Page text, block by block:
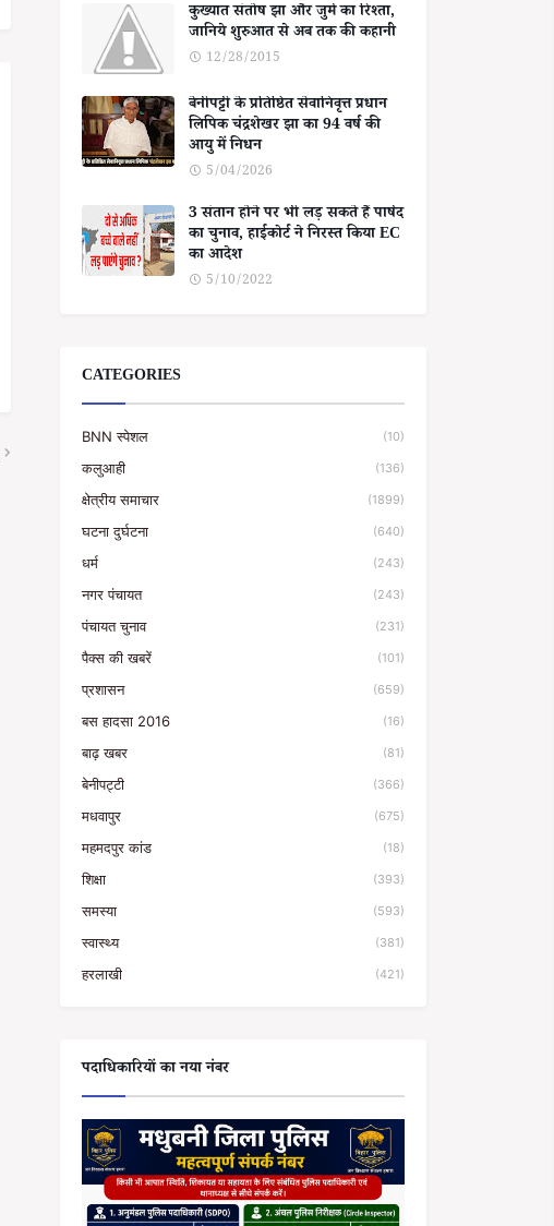
कुख्यात संतोष झा और जुर्म का रिश्ता,
जानिये शुरुआत से अब तक की कहानी
12/28/2015
बेनीपट्टी के प्रतिष्ठित सेवानिवृत्त प्रधान
लिपिक चंद्रशेखर झा का 94 वर्ष की
आयु में निधन
5/04/2026
3 संतान होने पर भी लड़ सकते हैं पार्षद
का चुनाव, हाईकोर्ट ने निरस्त किया EC
का आदेश
5/10/2022
CATEGORIES
BNN स्पेशल (10)
कलुआही (136)
क्षेत्रीय समाचार (1899)
घटना दुर्घटना (640)
धर्म (243)
नगर पंचायत (243)
पंचायत चुनाव (231)
पैक्स की खबरें (101)
प्रशासन (659)
बस हादसा 2016 (16)
बाढ़ खबर (81)
बेनीपट्टी (366)
मधवापुर (675)
महमदपुर कांड (18)
शिक्षा (393)
समस्या (593)
स्वास्थ्य (381)
हरलाखी (421)
पदाधिकारियों का नया नंबर